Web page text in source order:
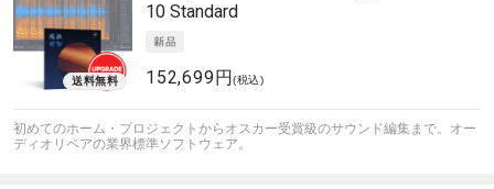
10 Standard
152,699円(税込)
初めてのホーム・プロジェクトからオスカー受賞級のサウンド編集まで。オー
ディオリペアの業界標準ソフトウェア。